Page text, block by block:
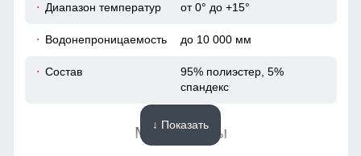
Диапазон температур от 0° до +15°
Водонепроницаемость до 10 000 мм
Состав
95% полиэстер, 5%
спандекс
Материалы
↓ Показать